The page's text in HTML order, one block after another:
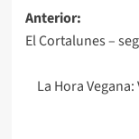
de
entradas
Anterior:
El Cortalunes –
La Hora